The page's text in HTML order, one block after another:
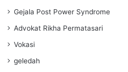
Gejala Post Power Syndrome
Advokat Rikha Permatasari
Vokasi
geledah